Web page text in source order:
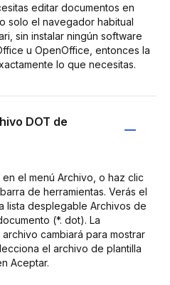
editar documentos en
solo el navegador habitual
sin instalar ningún software
u OpenOffice, entonces la
lo que necesitas.
DOT de
el menú Archivo, o haz clic
de herramientas. Verás el
lista desplegable Archivos de
(*. dot). La
cambiará para mostrar
el archivo de plantilla
Aceptar.